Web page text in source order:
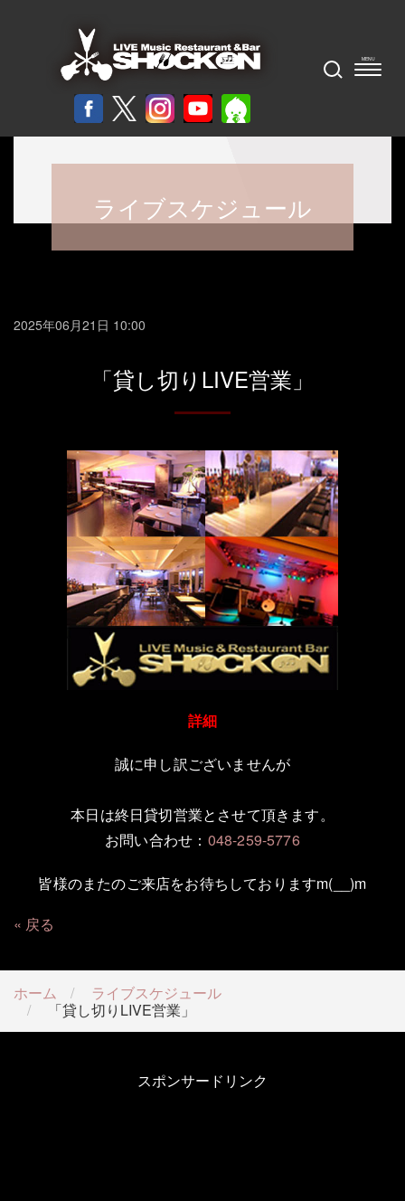
ライブスケジュール
2025年06月21日 10:00
「貸し切りLIVE営業」
詳細
誠に申し訳ございませんが
本日は終日貸切営業とさせて頂きます。
お問い合わせ： 048-259-5776
皆様のまたのご来店をお待ちしておりますm(__)m
戻る
ホーム
ライブスケジュール
「貸し切りLIVE営業」
スポンサードリンク